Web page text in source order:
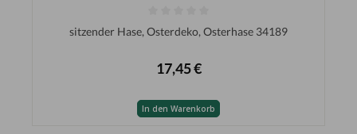
sitzender Hase, Osterdeko, Osterhase 34189
17,45 €
In den Warenkorb